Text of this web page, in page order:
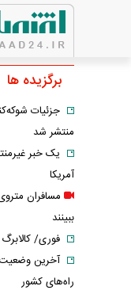
برگزیده ها
جزئیات
منتشر شد
یک خبر
آمریکا
مسافران
ببینند
فوری/ کالابرگ ۴ میلیون تومانی واریز شد
آخرین
راه‌های کشور